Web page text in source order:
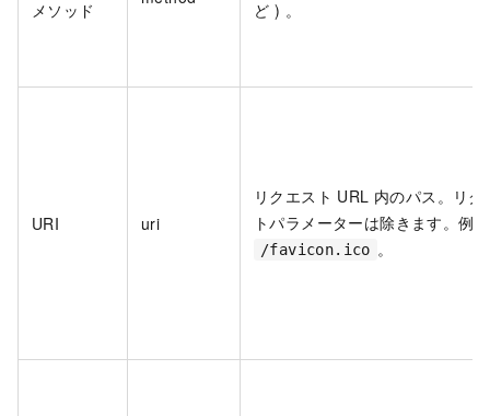
メソッド
ど ) 。
URI uri
リクエスト URL 内のパス。リク
トパラメーターは除きます。例:
/favicon.ico 。